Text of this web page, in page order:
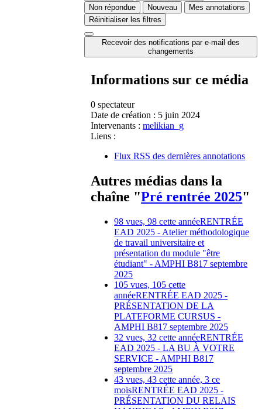
Non répondue
Nouveau
Mes annotations
Réinitialiser les filtres
Recevoir des notifications par e-mail des
changements
Informations sur ce média
0 spectateur
Date de création : 5 juin 2024
Intervenants : melikian_g
Liens :
Flux RSS des dernières annotations
Autres médias dans la
chaîne "Pré rentrée 2025"
98 vues, 98 cette annéeRENTRÉE
EAD 2025 - Atelier méthodologique
de travail universitaire et
présentation du module "être
étudiant" - AMPHI B817 septembre
2025
105 vues, 105 cette
annéeRENTRÉE EAD 2025 -
PRÉSENTATION DE LA
PLATEFORME CURSUS -
AMPHI B817 septembre 2025
32 vues, 32 cette annéeRENTRÉE
EAD 2025 - LA BU À VOTRE
SERVICE - AMPHI B817
septembre 2025
43 vues, 43 cette année, 3 ce
moisRENTRÉE EAD 2025 -
PRÉSENTATION DU RELAIS